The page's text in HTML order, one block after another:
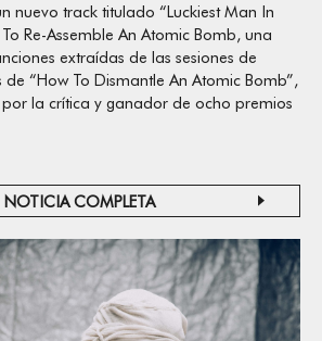
nuevo track titulado “Luckiest Man In
Re-Assemble An Atomic Bomb, una
extraídas de las sesiones de
“How To Dismantle An Atomic Bomb”,
la crítica y ganador de ocho premios
NOTICIA COMPLETA